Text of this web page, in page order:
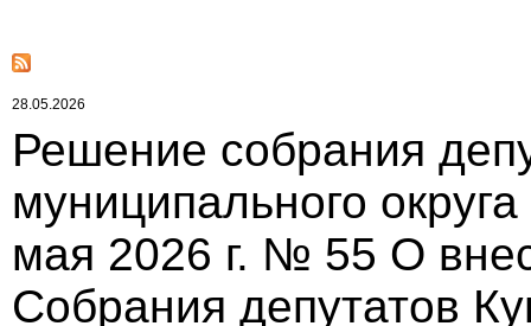
28.05.2026
Решение собрания
муниципального
мая 2026 г. № 55 О
Собрания депутатов